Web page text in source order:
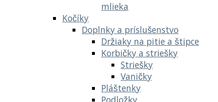
mlieka
Kočíky
Doplnky a príslušenstvo
Držiaky na pitie a štipce
Korbičky a striešky
Striešky
Vaničky
Pláštenky
Podložky